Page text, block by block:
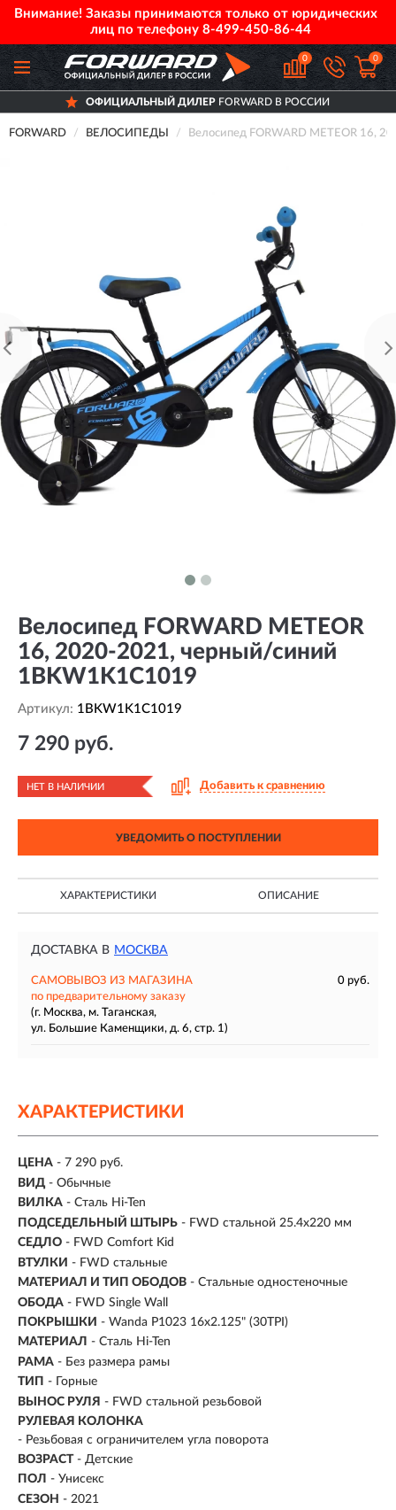
Внимание! Заказы принимаются только от юридических
лиц по телефону 8-499-450-86-44
0 0
ОФИЦИАЛЬНЫЙ ДИЛЕРFORWARD В РОССИИ
FORWARD ВЕЛОСИПЕДЫ Велосипед FORWARD METEOR 16,
Велосипед FORWARD METEOR
16, 2020-2021, черный/синий
1BKW1K1C1019
Артикул: 1BKW1K1C1019
7 290 руб.
НЕТ В НАЛИЧИИ Добавить к сравнению
УВЕДОМИТЬ О ПОСТУПЛЕНИИ
ХАРАКТЕРИСТИКИ ОПИСАНИЕ
ДОСТАВКА В МОСКВА
САМОВЫВОЗ ИЗ МАГАЗИНА
0 руб.
по предварительному заказу
(г. Москва, м. Таганская,
ул. Большие Каменщики, д. 6, стр. 1)
ХАРАКТЕРИСТИКИ
ЦЕНА - 7 290 руб.
ВИД - Обычные
ВИЛКА - Сталь Hi-Ten
ПОДСЕДЕЛЬНЫЙ ШТЫРЬ - FWD стальной 25.4x220 мм
СЕДЛО - FWD Comfort Kid
ВТУЛКИ - FWD стальные
МАТЕРИАЛ И ТИП ОБОДОВ - Стальные одностеночные
ОБОДА - FWD Single Wall
ПОКРЫШКИ - Wanda P1023 16x2.125" (30TPI)
МАТЕРИАЛ - Сталь Hi-Ten
РАМА - Без размера рамы
ТИП -
Горные
ВЫНОС РУЛЯ - FWD стальной резьбовой
РУЛЕВАЯ КОЛОНКА
- Резьбовая с ограничителем угла поворота
ВОЗРАСТ - Детские
ПОЛ - Унисекс
СЕЗОН - 2021